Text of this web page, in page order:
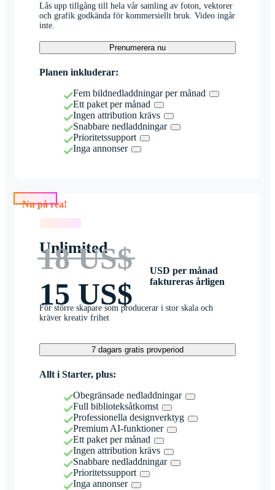
Lås upp tillgång till hela vår samling av foton, vektorer
och grafik godkända för kommersiellt bruk. Video ingår
inte.
Prenumerera nu
Planen inkluderar:
Fem bildnedladdningar per månad
Ett paket per månad
Ingen attribution krävs
Snabbare nedladdningar
Prioritetssupport
Inga annonser
Nu på rea!
Unlimited
18 US$
15 US$
USD per månad
faktureras årligen
För större skapare som producerar i stor skala och
kräver kreativ frihet
7 dagars gratis provperiod
Allt i Starter, plus:
Obegränsade nedladdningar
Full biblioteksåtkomst
Professionella designverktyg
Premium AI-funktioner
Ett paket per månad
Ingen attribution krävs
Snabbare nedladdningar
Prioritetssupport
Inga annonser